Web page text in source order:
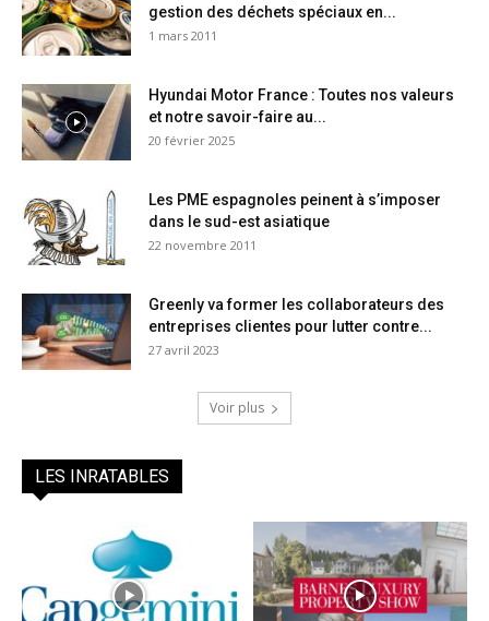
gestion des déchets spéciaux en...
1 mars 2011
Hyundai Motor France : Toutes nos valeurs
et notre savoir-faire au...
20 février 2025
Les PME espagnoles peinent à s’imposer
dans le sud-est asiatique
22 novembre 2011
Greenly va former les collaborateurs des
entreprises clientes pour lutter contre...
27 avril 2023
Voir plus
LES INRATABLES